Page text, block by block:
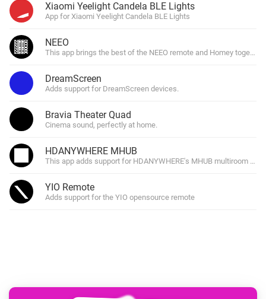
Xiaomi Yeelight Candela BLE Lights
App for Xiaomi Yeelight Candela BLE Lights
NEEO
This app brings the best of the NEEO remote and Homey together.
DreamScreen
Adds support for DreamScreen devices.
Bravia Theater Quad
Cinema sound, perfectly at home.
HDANYWHERE MHUB
This app adds support for HDANYWHERE's MHUB multiroom
YIO Remote
Adds support for the YIO opensource remote